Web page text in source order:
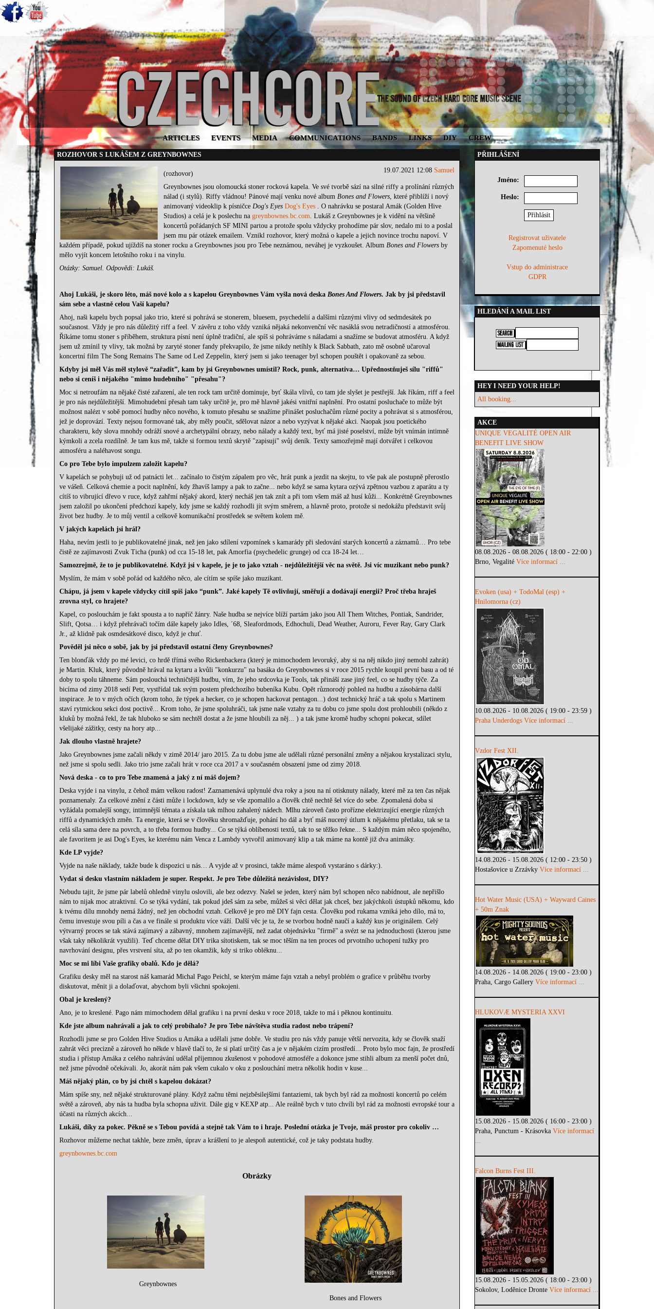
ARTICLES EVENTS MEDIA COMMUNICATIONS BANDS LINKS DIY CREW
ROZHOVOR S LUKÁŠEM Z GREYNBOWNES
19.07.2021 12:08 Samuel
(rozhovor)
Greynbownes jsou olomoucká stoner rocková kapela. Ve své tvorbě sází na silné riffy a prolínání různých
nálad (i stylů). Riffy vládnou! Pánové mají venku nové album Bones and Flowers, které přiblíží i nový
animovaný videoklip k písničce Dog's Eyes Dog's Eyes. O nahrávku se postaral Amák (Golden Hive
Studios) a celá je k poslechu na greynbownes.bc.com. Lukáš z Greynbownes je k vidění na většině
koncertů pořádaných SF MINI partou a protože spolu vždycky prohodíme pár slov, nedalo mi to a poslal
jsem mu pár otázek emailem. Vznikl rozhovor, který možná o kapele a jejich novince trochu napoví. V
každém případě, pokud ujíždíš na stoner rocku a Greynbownes jsou pro Tebe neznámou, neváhej je vyzkoušet. Album Bones and Flowersby
mělo vyjít koncem letošního roku i na vinylu.
Otázky: Samuel. Odpovědi: Lukáš.
Ahoj Lukáši, je skoro léto, máš nové kolo a s kapelou Greynbownes Vám vyšla nová deska Bones And Flowers. Jak by jsi představil
sám sebe a vlastně celou Vaší kapelu?
Ahoj, naši kapelu bych popsal jako trio, které si pohrává se stonerem, bluesem, psychedelií a dalšími různými vlivy od sedmdesátek po
současnost. Vždy je pro nás důležitý riff a feel. V závěru z toho vždy vzniká nějaká nekonvenční věc nasáklá svou netradičností a atmosférou.
Říkáme tomu stoner s příběhem, struktura písní není úplně tradiční, ale spíš si pohráváme s náladami a snažíme se budovat atmosféru. A když
jsem už zmínil ty vlivy, tak možná by zaryté stoner fandy překvapilo, že jsme nikdy netíhly k Black Sabbath, zato mě osobně učaroval
koncertní film The Song Remains The Same od Led Zeppelin, který jsem si jako teenager byl schopen pouštět i opakovaně za sebou.
Kdyby jsi měl Vás měl stylově “zařadit”, kam by jsi Greynbownes umístil? Rock, punk, alternativa… Upřednostňuješ sílu "riffů"
nebo si ceníš i nějakého "mimo hudebního" "přesahu"?
Moc si netroufám na nějaké čisté zařazení, ale ten rock tam určitě dominuje, byť škála vlivů, co tam jde slyšet je pestřejší. Jak říkám, riff a feel
je pro nás nejdůležitější. Mimohudební přesah tam taky určitě je, pro mě hlavně jakési vnitřní naplnění. Pro ostatní posluchače to může být
možnost nalézt v sobě pomocí hudby něco nového, k tomuto přesahu se snažíme přinášet posluchačům různé pocity a pohrávat si s atmosférou,
jež je doprovází. Texty nejsou formované tak, aby měly poučit, sdělovat názor a nebo vyzývat k nějaké akci. Naopak jsou poetického
charakteru, kdy slova mnohdy odráží snové a archetypální obrazy, nebo nálady a každý text, byť má jisté poselství, může být vnímán intimně
kýmkoli a zcela rozdílně. Je tam kus mě, takže si formou textů skrytě "zapisuji" svůj deník. Texty samozřejmě mají dotvářet i celkovou
atmosféru a naléhavost songu.
Co pro Tebe bylo impulzem založit kapelu?
V kapelách se pohybuji už od patnácti let... začínalo to čistým zápalem pro věc, hrát punk a jezdit na skejtu, to vše pak ale postupně přerostlo
ve vášeň. Celková chemie a pocit naplnění, kdy žhavíš lampy a pak to začne... nebo když se sama kytara ozývá zpětnou vazbou z aparátu a ty
cítíš to vibrující dřevo v ruce, když zahřmí nějaký akord, který necháš jen tak znít a při tom všem máš až husí kůži... Konkrétně Greynbownes
jsem založil po ukončení předchozí kapely, kdy jsme se každý rozhodli jít svým směrem, a hlavně proto, protože si nedokážu představit svůj
život bez hudby. Je to můj ventil a celkově komunikační prostředek se světem kolem mě.
V jakých kapelách jsi hrál?
Haha, nevím jestli to je publikovatelné jinak, než jen jako sdílení vzpomínek s kamarády při sledování starých koncertů a záznamů… Pro tebe
čistě ze zajímavosti Zvuk Ticha (punk) od cca 15-18 let, pak Amorfia (psychedelic grunge) od cca 18-24 let…
Samozrejmě, že to je publikovatelné. Když jsi v kapele, je je to jako vztah - nejdůležitější věc na světě. Jsi víc muzikant nebo punk?
Myslím, že mám v sobě pořád od každého něco, ale cítím se spíše jako muzikant.
Chápu, já jsem v kapele vždycky cítil spiš jako “punk”. Jaké kapely Tě ovlivňují, směřují a dodávají energii? Proč třeba hraješ
zrovna styl, co hrajete?
Kapel, co poslouchám je fakt spousta a to napříč žánry. Naše hudba se nejvíce blíží partám jako jsou All Them Witches, Pontiak, Sandrider,
Slift, Qotsa… i když přehrávači točím dále kapely jako Idles, ´68, Sleafordmods, Edhochuli, Dead Weather, Auroru, Fever Ray, Gary Clark
Jr., až klidně pak osmdesátkové disco, když je chuť.
Pověděl jsi něco o sobě, jak by jsi představil ostatní členy Greynbownes?
Ten blonďák vždy po mé levici, co hrdě třímá svého Rickenbackera (který je mimochodem levoruký, aby si na něj nikdo jiný nemohl zahrát)
je Martin. Kluk, který původně hrával na kytaru a kvůli "konkurzu" na basáka do Greynbownes si v roce 2015 rychle koupil první basu a od té
doby to spolu táhneme. Sám poslouchá techničtější hudbu, vím, že jeho srdcovka je Tools, tak přináší zase jiný feel, co se hudby týče. Za
bicíma od zimy 2018 sedí Petr, vystřídal tak svým postem předchozího bubeníka Kubu. Opět různorodý pohled na hudbu a zásobárna další
inspirace. Je to v mých očích (krom toho, že týpek a hecker, co je schopen hackovat pentagon...) dost technický hráč a tak spolu s Martinem
staví rytmickou sekci dost poctivě... Krom toho, že jsme spoluhráči, tak jsme naše vztahy za tu dobu co jsme spolu dost prohloubili (někdo z
kluků by možná řekl, že tak hluboko se sám nechtěl dostat a že jsme hloubili za něj... ) a tak jsme kromě hudby schopni pokecat, sdílet
všelijaké zážitky, cesty na hory atp...
Jak dlouho vlastně hrajete?
Jako Greynbownes jsme začali někdy v zimě 2014/ jaro 2015. Za tu dobu jsme ale udělali různé personální změny a nějakou krystalizaci stylu,
než jsme si spolu sedli. Jako trio jsme začali hrát v roce cca 2017 a v současném obsazení jsme od zimy 2018.
Novádeska - co to pro Tebe znamená a jaký z ní máš dojem?
Deska vyjde i na vinylu, z čehož mám velkou radost! Zaznamenává uplynulé dva roky a jsou na ní otisknuty nálady, které mě za ten čas nějak
poznamenaly. Za celkové znění z části může i lockdown, kdy se vše zpomalilo a člověk chtě nechtě šel více do sebe. Zpomalená doba si
vyžádala pomalejší songy, intimnější témata a získala tak mlhou zahalený nádech. Mlhu zároveň často prořízne elektrizující energie různých
riffů a dynamických změn. Ta energie, která se v člověku shromažďuje, pohání ho dál a byť máš nucený útlum k nějakému přetlaku, tak se ta
celá síla sama dere na povrch, a to třeba formou hudby... Co se týká oblíbenosti textů, tak to se těžko řekne... S každým mám něco spojeného,
ale favoritem je asi Dog's Eyes, ke kterému nám Venca z Lambdy vytvořil animovaný klip a tak máme na kontě již dva animáky.
Kde LP vyjde?
Vyjde na naše náklady, takže bude k dispozici u nás… A vyjde až v prosinci, takže máme alespoň vystaráno s dárky:).
Vydat si desku vlastním nákladem je super. Respekt. Je pro Tebe důležitá nezávislost, DIY?
Nebudu tajit, že jsme pár labelů ohledně vinylu oslovili, ale bez odezvy. Našel se jeden, který nám byl schopen něco nabídnout, ale nepřišlo
nám to nijak moc atraktivní. Co se týká vydání, tak pokud jdeš sám za sebe, můžeš si věci dělat jak chceš, bez jakýchkoli ústupků někomu, kdo
k tvému dílu mnohdy nemá žádný, než jen obchodní vztah. Celkově je pro mě DIY fajn cesta. Člověku pod rukama vzniká jeho dílo, má to,
čemu investuje svou píli a čas a ve finále si produktu více váží. Další věc je ta, že se tvorbou hodně naučí a každý kus je originálem. Celý
výtvarný proces se tak stává zajímavý a zábavný, mnohem zajímavější, než zadat objednávku "firmě" a svézt se na jednoduchosti (kterou jsme
však taky několikrát využili). Teď chceme dělat DIY trika sítotiskem, tak se moc těším na ten proces od prvotního uchopení tužky pro
navrhování designu, přes vrstvení síta, až po ten okamžik, kdy si triko obléknu...
Moc se mi líbi Vaše grafiky obalů. Kdo je dělá?
Grafiku desky měl na starost náš kamarád Michal Pago Peichl, se kterým máme fajn vztah a nebyl problém o grafice v průběhu tvorby
diskutovat, měnit ji a dolaďovat, abychom byli všichni spokojeni.
Obal je kreslený?
Ano, je to kreslené. Pago nám mimochodem dělal grafiku i na první desku v roce 2018, takže to má i pěknou kontinuitu.
Kde jste album nahrávali a jak to celý probíhalo? Je pro Tebe návštěva studia radost nebo trápení?
Rozhodli jsme se pro Golden Hive Studios u Amáka a udělali jsme dobře. Ve studiu pro nás vždy panuje větší nervozita, kdy se člověk snaží
zahrát věci precizně a zároveň ho někde v hlavě tlačí to, že si platí určitý čas a je v nějakém cizím prostředí... Proto bylo moc fajn, že prostředí
studia i přístup Amáka z celého nahrávání udělal příjemnou zkušenost v pohodové atmosféře a dokonce jsme stihli album za menší počet dnů,
než jsme původně očekávali. Jo, akorát nám pak všem cukalo v oku z poslouchání metra několik hodin v kuse...
Máš nějaký plán, co by jsi chtěl s kapelou dokázat?
Mám spíše sny, než nějaké strukturované plány. Když začnu těmi nejzběsilejšími fantaziemi, tak bych byl rád za možnosti koncertů po celém
světě a zároveň, aby nás ta hudba byla schopna uživit. Dále gig v KEXP atp... Ale reálně bych v tuto chvíli byl rád za možnosti evropské tour a
účasti na různých akcích...
Lukáši, díky za pokec. Pěkně se s Tebou povídá a stejně tak Vám to i hraje. Poslední otázka je Tvoje, máš prostor pro cokoliv …
Rozhovor můžeme nechat takhle, beze změn, úprav a krášlení to je alespoň autentické, což je taky podstata hudby.
greynbownes.bc.com
Obrázky
Greynbownes
Bones and Flowers
PŘIHLÁŠENÍ
Jméno:
Heslo:
Registrovat uživatele
Zapomenuté heslo
Vstup do administrace
GDPR
HLEDÁNÍ A MAIL LIST
HEY I NEED YOUR HELP!
All booking...
AKCE
UNIQUE VEGALITÉ OPEN AIR
BENEFIT LIVE SHOW
08.08.2026 - 08.08.2026 ( 18:00 - 22:00 )
Brno, VegalitéVíce informací ...
Evoken (usa) + TodoMal (esp) +
Hnilomorna (cz)
10.08.2026 - 10.08.2026 ( 19:00 - 23:59 )
Praha Underdogs Více informací ...
Vzdor Fest XII.
14.08.2026 - 15.08.2026 ( 12:00 - 23:50 )
Hostašovice u ZrzávkyVíce informací ...
Hot Water Music (USA) + Wayward Caines
+ 50m Znak
14.08.2026 - 14.08.2026 ( 19:00 - 23:00 )
Praha, Cargo GalleryVíce informací ...
HLUKOVÆ MYSTERIA XXVI
15.08.2026 - 15.08.2026 ( 16:00 - 23:00 )
Praha, Punctum - KrásovkaVíce informací
...
Falcon Burns Fest III.
15.08.2026 - 15.05.2026 ( 18:00 - 23:00 )
Sokolov, Loděnice DronteVíce informací ...